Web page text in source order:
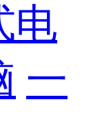
电
一